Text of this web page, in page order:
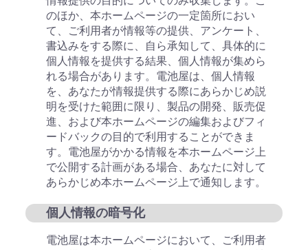
のほか、本ホームページの一定箇所におい
て、ご利用者が情報等の提供、アンケート、
書込みをする際に、自ら承知して、具体的に
個人情報を提供する結果、個人情報が集めら
れる場合があります。電池屋は、個人情報
を、あなたが情報提供する際にあらかじめ説
明を受けた範囲に限り、製品の開発、販売促
進、および本ホームページの編集およびフィ
ードバックの目的で利用することができま
す。電池屋がかかる情報を本ホームページ上
で公開する計画がある場合、あなたに対して
あらかじめ本ホームページ上で通知します。
個人情報の暗号化
電池屋は本ホームページにおいて、ご利用者